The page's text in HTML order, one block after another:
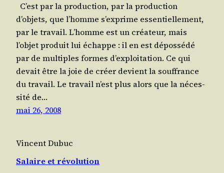
C’est par la production, par la pro­duc­tion
d’objets, que l’homme s’exprime essen­tiel­le­ment,
par le tra­vail. L’homme est un créateur, mais
l’objet pro­duit lui échappe : il en est dépossédé
par de mul­tiples formes d’exploitation. Ce qui
devait être la joie de créer devient la souf­france
du tra­vail. Le travail n’est plus alors que la néces­
si­té de…
mai 26, 2008
Vincent Dubuc
Salaire et révolution